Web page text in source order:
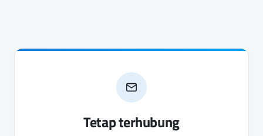
Tetap terhubung